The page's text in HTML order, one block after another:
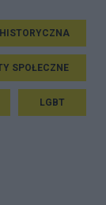
SPOŁECZNE
LGBT